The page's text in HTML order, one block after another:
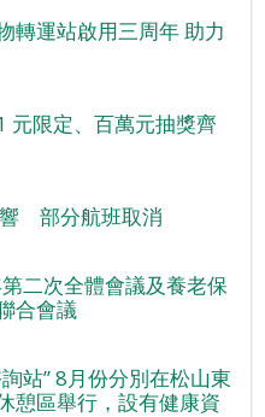
轉運站啟用三周年 助力
元限定、百萬元抽獎齊
響 部分航班取消
二次全體會議及養老保
合會議
站” 8月份分別在松山東
憩區舉行，設有健康資